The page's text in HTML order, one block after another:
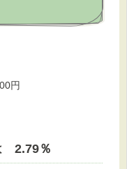
00円
2.79％